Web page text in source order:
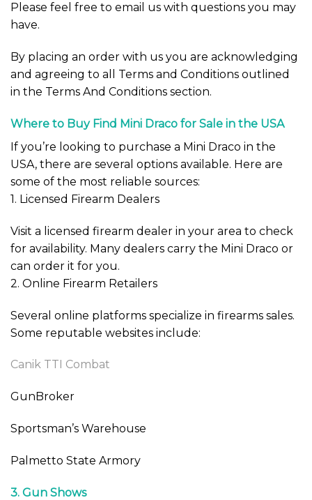
Please feel free to email us with questions you may
have.
By placing an order with us you are acknowledging
and agreeing to all Terms and Conditions outlined
in the Terms And Conditions section.
Where to Buy Find Mini Draco for Sale in the USA
If you’re looking to purchase a Mini Draco in the
USA, there are several options available. Here are
some of the most reliable sources:
1. Licensed Firearm Dealers
Visit a licensed firearm dealer in your area to check
for availability. Many dealers carry the Mini Draco or
can order it for you.
2. Online Firearm Retailers
Several online platforms specialize in firearms sales.
Some reputable websites include:
Canik TTI Combat
GunBroker
Sportsman’s Warehouse
Palmetto State Armory
3. Gun Shows